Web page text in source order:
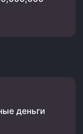
деньги